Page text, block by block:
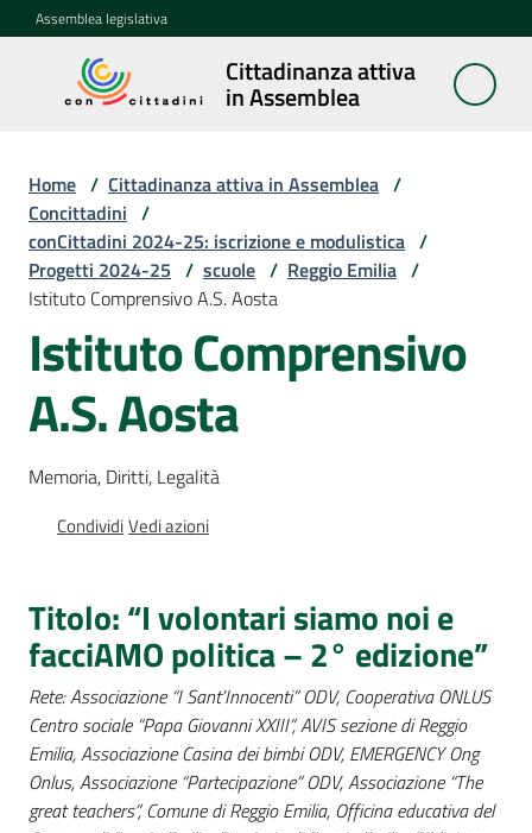
Vai al contenuto
Vai alla navigazione
Vai al footer
Assemblea legislativa
Cittadinanza attiva
in Assemblea
Cittadinanza
attiva in
Concittadini
Menu selezionato
Porte
aperte
in
Assemblea
itineranti
memoria
Seguici
su
Home / Cittadinanza attiva in Assemblea /
Concittadini /
conCittadini 2024-25: iscrizione e modulistica /
Progetti 2024-25 / scuole / Reggio Emilia /
Istituto Comprensivo A.S. Aosta
Istituto Comprensivo
A.S. Aosta
Memoria, Diritti, Legalità
CondividiVedi azioni
Titolo: “I volontari siamo noi e
facciAMO politica – 2° edizione”
Rete: Associazione “I Sant’Innocenti” ODV, Cooperativa ONLUS
Centro sociale “Papa Giovanni XXIII”, AVIS sezione di Reggio
Emilia, Associazione Casina dei bimbi ODV, EMERGENCY Ong
Onlus, Associazione “Partecipazione” ODV, Associazione “The
great teachers”, Comune di Reggio Emilia, Officina educativa del